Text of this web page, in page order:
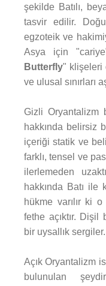
şekilde Batılı,
tasvir edilir.
egzoteik ve
Asya için
Butterfly" klişeleri
ve ulusal sınırları
Gizli Oryantalizm
hakkında belirsiz
içeriği statik ve
farklı, tensel ve
ilerlemeden
hakkında Batı ile
hükme varılır ki
fethe açıktır. Dişil
bir uysallık sergiler.
Açık Oryantalizm
bulunulan